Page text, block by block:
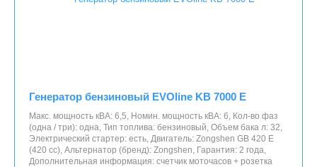
Генератор бензиновый EVOline KB 7000 E
Макс. мощность кВА: 6,5, Номин. мощность кВА: 6, Кол-во фаз
(одна / три): одна, Тип топлива: бензиновый, Объем бака л: 32,
Электрический стартер: есть, Двигатель: Zongshen GB 420 E
(420 cc), Альтернатор (бренд): Zongshen, Гарантия: 2 года,
Дополнительная информация: счетчик моточасов + розетка